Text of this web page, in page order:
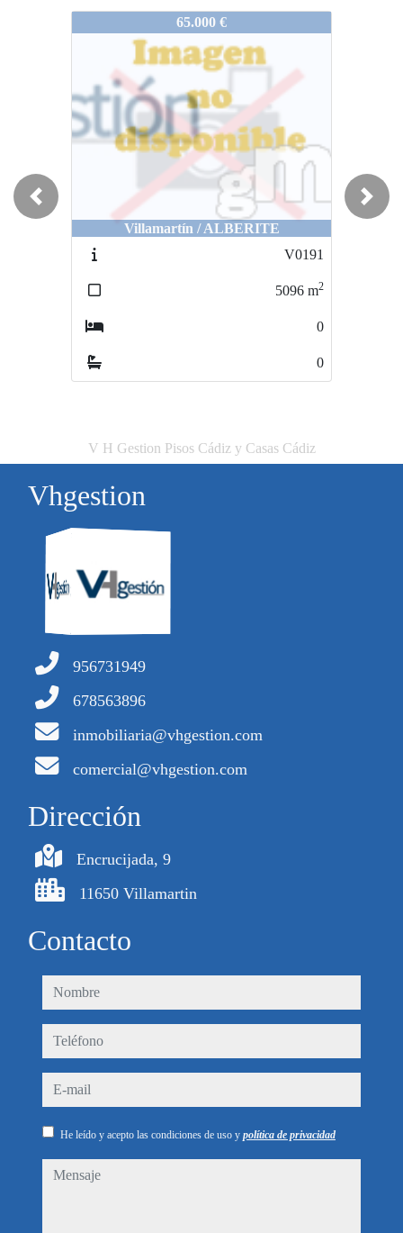
65.000 €
Villamartín / ALBERITE
V0191
5096 m2
0
0
Previous Next
V H Gestion Pisos Cádiz y Casas Cádiz
Vhgestion
956731949
678563896
inmobiliaria@vhgestion.com
comercial@vhgestion.com
Dirección
Encrucijada, 9
11650 Villamartin
Contacto
nombre
teléfono
e-mail
He leído y acepto las condiciones de uso y política de privacidad
mensaje